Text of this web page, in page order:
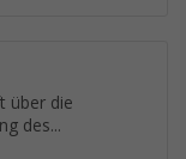
über die
des...